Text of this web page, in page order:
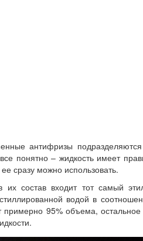
антифризы
понятно – жидкость имеет
сразу можно использовать.
их состав входит тот самый
водой в
примерно 95% объема,